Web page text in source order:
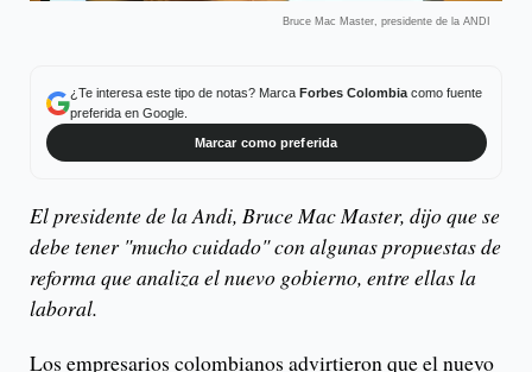
Bruce Mac Master, presidente de la ANDI
¿Te interesa este tipo de notas? Marca Forbes Colombiacomo fuente
preferida en Google.
Marcar como preferida
El presidente de la Andi, Bruce Mac Master, dijo que se
debe tener "mucho cuidado" con algunas propuestas de
reforma que analiza el nuevo gobierno, entre ellas la
laboral.
Los empresarios colombianos advirtieron que el nuevo